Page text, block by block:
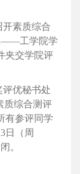
开素质综合
——工学院学
夹交学院评
评优秘书处
质综合测评
有参评同学
日（周
。